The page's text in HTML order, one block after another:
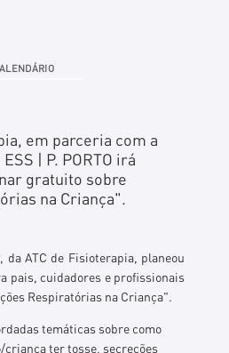
em parceria com a
| P. PORTO irá
gratuito sobre
na Criança".
da ATC de Fisioterapia, planeou
pais, cuidadores e profissionais
Respiratórias na Criança".
temáticas sobre como
criança ter tosse, secreções